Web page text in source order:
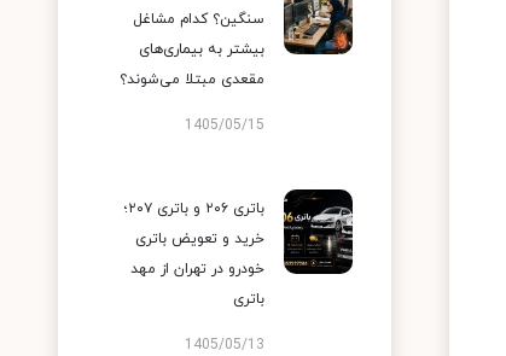
سنگین؟ کدام مشاغل
بیشتر به بیماری‌های
مقعدی مبتلا می‌شوند؟
1405/05/15
باتری ۲۰۶ و باتری ۲۰۷؛
خرید و تعویض باتری
خودرو در تهران از مهد
باتری
1405/05/13